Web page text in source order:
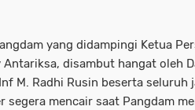
yang didampingi Ketua
Antariksa, disambut hangat oleh
M. Radhi Rusin beserta seluruh
segera mencair saat Pangdam